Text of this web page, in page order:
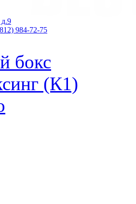
984-72-75
бокс
(К1)